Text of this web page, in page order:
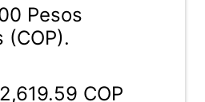
Pesos
(COP).
COP